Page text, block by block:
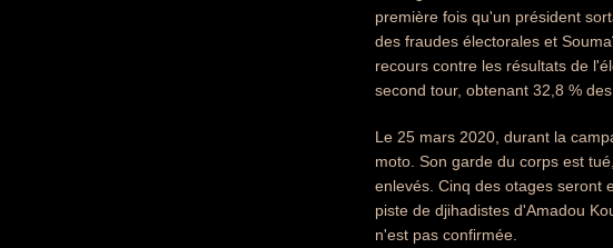
première fois qu'un président
des fraudes électorales et
recours contre les résultats de
second tour, obtenant 32,8 %
Le 25 mars 2020, durant la
moto. Son garde du corps est
enlevés. Cinq des otages seront
piste de djihadistes d'Amadou
n'est pas confirmée.